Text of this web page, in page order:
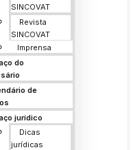
SINCOVAT
Revista
SINCOVAT
Imprensa
do
de
jurídico
Dicas
jurídicas